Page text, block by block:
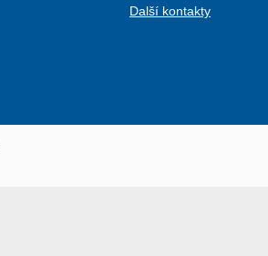
Další kontakty